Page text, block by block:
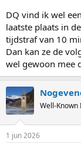
DQ vind ik wel
laatste plaats in
tijdstraf van 10
Dan kan ze de
wel gewoon mee
Well-
1 jun 2026